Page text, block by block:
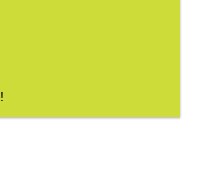
!